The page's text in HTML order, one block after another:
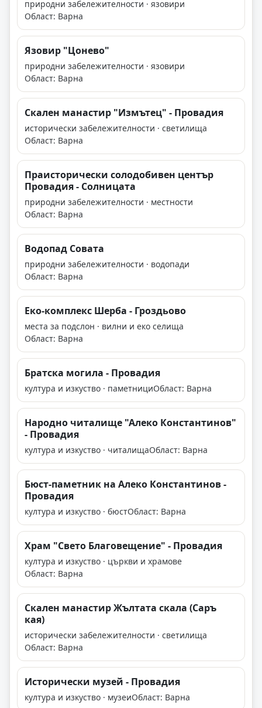
природни забележителности · язовири
Област: Варна
Язовир "Цонево"
природни забележителности · язовири
Област: Варна
Скален манастир "Измътец" - Провадия
исторически забележителности · светилища
Област: Варна
Праисторически солодобивен център
Провадия - Солницата
природни забележителности · местности
Област: Варна
Водопад Совата
природни забележителности · водопади
Област: Варна
Еко-комплекс Шерба - Гроздьово
места за подслон · вилни и еко селища
Област: Варна
Братска могила - Провадия
култура и изкуство · паметнициОбласт: Варна
Народно читалище "Алеко Константинов"
- Провадия
култура и изкуство · читалищаОбласт: Варна
Бюст-паметник на Алеко Константинов -
Провадия
култура и изкуство · бюстОбласт: Варна
Храм "Свето Благовещение" - Провадия
култура и изкуство · църкви и храмове
Област: Варна
Скален манастир Жълтата скала (Саръ
кая)
исторически забележителности · светилища
Област: Варна
Исторически музей - Провадия
култура и изкуство · музеиОбласт: Варна